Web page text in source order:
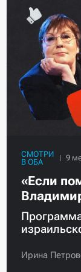
СМОТРИ
В ОБА
«Если
Ирина